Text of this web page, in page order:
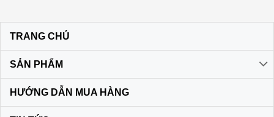
TRANG CHỦ
SẢN PHẨM
HƯỚNG DẪN MUA HÀNG